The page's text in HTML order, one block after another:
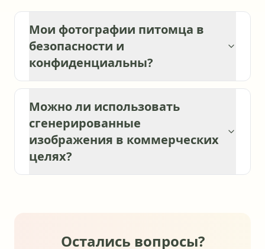
Мои фотографии питомца в
безопасности и
конфиденциальны?
Можно ли использовать
сгенерированные
изображения в коммерческих
целях?
Остались вопросы?